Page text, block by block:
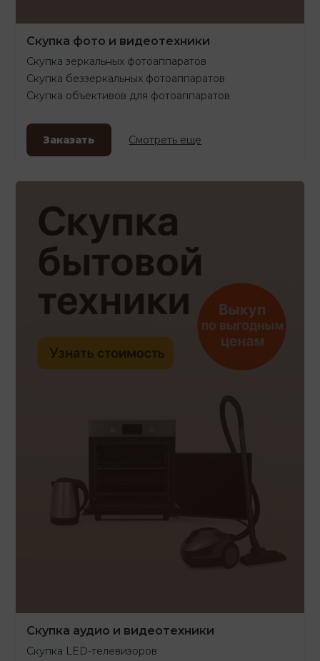
Скупка фото и видеотехники
Скупка зеркальных фотоаппаратов
Скупка беззеркальных фотоаппаратов
Скупка объективов для фотоаппаратов
Заказать Смотреть еще
Скупка аудио и видеотехники
Скупка LED-телевизоров